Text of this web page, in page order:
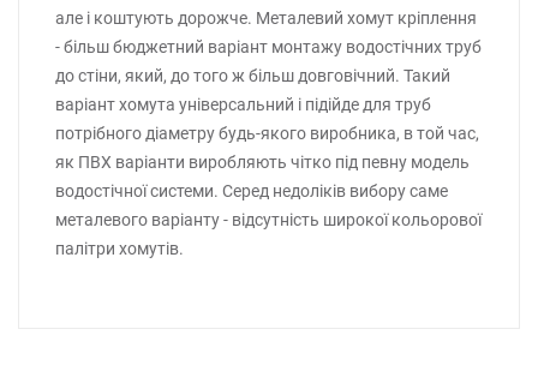
але і коштують дорожче. Металевий хомут кріплення
- більш бюджетний варіант монтажу водостічних труб
до стіни, який, до того ж більш довговічний. Такий
варіант хомута універсальний і підійде для труб
потрібного діаметру будь-якого виробника, в той час,
як ПВХ варіанти виробляють чітко під певну модель
водостічної системи. Серед недоліків вибору саме
металевого варіанту - відсутність широкої кольорової
палітри хомутів.